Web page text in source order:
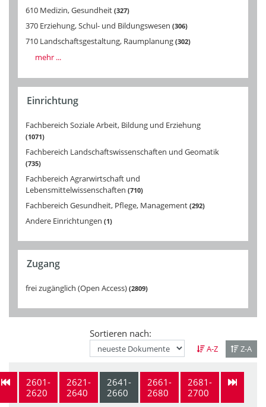
610 Medizin, Gesundheit 327
370 Erziehung, Schul- und Bildungswesen 306
710 Landschaftsgestaltung, Raumplanung 302
mehr ...
Einrichtung
Fachbereich Soziale Arbeit, Bildung und Erziehung
1071
Fachbereich Landschaftswissenschaften und Geomatik
735
Fachbereich Agrarwirtschaft und
Lebensmittelwissenschaften 710
Fachbereich Gesundheit, Pflege, Management 292
Andere Einrichtungen 1
Zugang
frei zugänglich (Open Access) 2809
Sortieren nach:
A-Z Z-A
2601-
2620
2621-
2640
2641-
2660
2661-
2680
2681-
2700